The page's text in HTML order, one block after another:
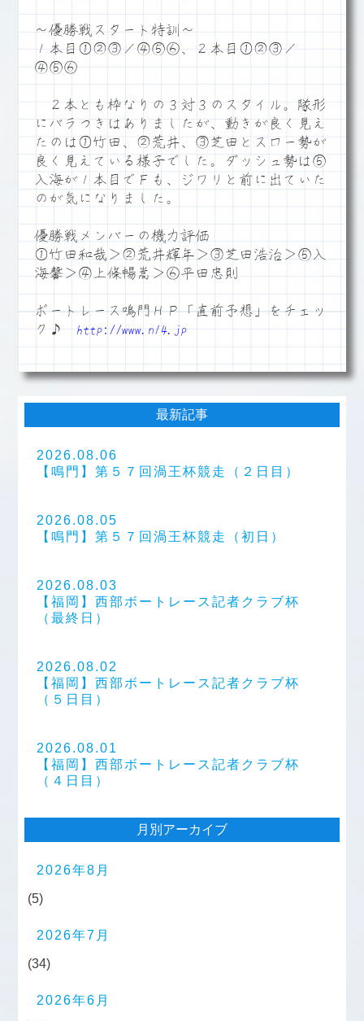
～優勝戦スタート特訓～
１本目①②③／④⑤⑥、２本目①②③／
④⑤⑥
２本とも枠なりの３対３のスタイル。隊形
にバラつきはありましたが、動きが良く見え
たのは①竹田、②荒井、③芝田とスロー勢が
良く見えている様子でした。ダッシュ勢は⑤
入海が１本目でＦも、ジワリと前に出ていた
のが気になりました。
優勝戦メンバーの機力評価
①竹田和哉＞②荒井輝年＞③芝田浩治＞⑤入
海馨＞④上條暢嵩＞⑥平田忠則
ボートレース鳴門ＨＰ「直前予想」をチェッ
ク♪
http://www.n14.jp
最新記事
2026.08.06
【鳴門】第５７回渦王杯競走（２日目）
2026.08.05
【鳴門】第５７回渦王杯競走（初日）
2026.08.03
【福岡】西部ボートレース記者クラブ杯
（最終日）
2026.08.02
【福岡】西部ボートレース記者クラブ杯
（５日目）
2026.08.01
【福岡】西部ボートレース記者クラブ杯
（４日目）
月別アーカイブ
2026年8月
(5)
2026年7月
(34)
2026年6月